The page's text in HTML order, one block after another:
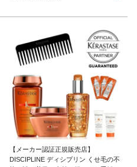
【メーカー認証正規販売店】
DISCIPLINE ディシプリン くせ毛の不